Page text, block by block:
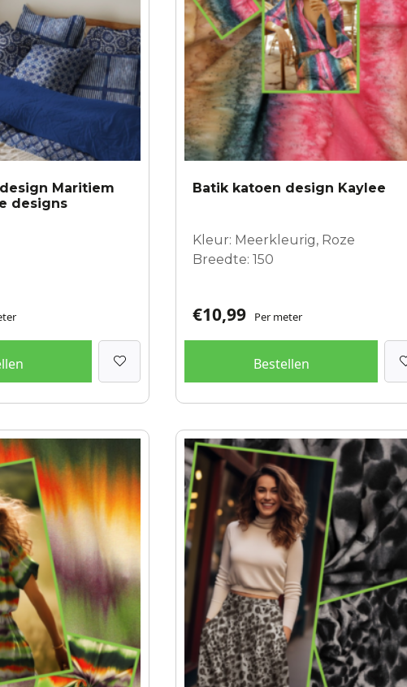
Maritiem
designs
Batik katoen design Kaylee
Kleur: Meerkleurig, Roze
Breedte: 150
€10,99 Per meter
Bestellen